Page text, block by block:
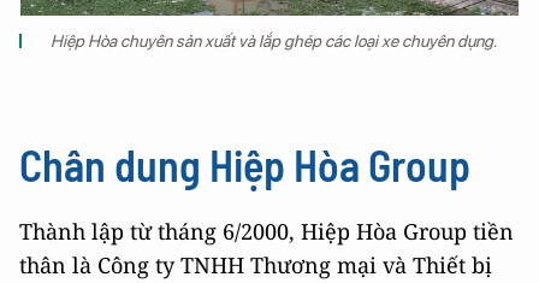
Hiệp Hòa chuyên sản xuất và lắp ghép các loại xe chuyên dụng.
Chân dung Hiệp Hòa Group
Thành lập từ tháng 6/2000, Hiệp Hòa Group tiền
thân là Công ty TNHH Thương mại và Thiết bị